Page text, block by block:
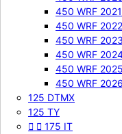
450 WRF 2021
450 WRF 2022
450 WRF 2023
450 WRF
450 WRF 2025
450 WRF 2026
125 DTMX
125 TY
  175 IT
250